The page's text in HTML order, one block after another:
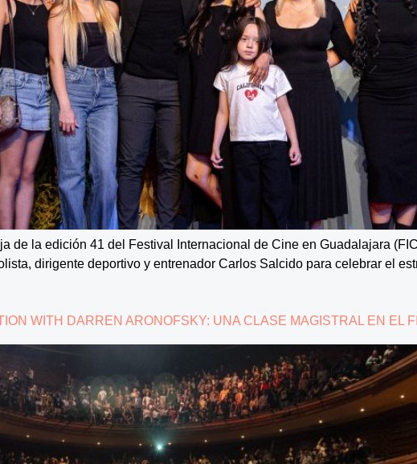
de la edición 41 del Festival Internacional de Cine en Guadalajara
dirigente deportivo y entrenador Carlos Salcido para celebrar el
WITH DARREN ARONOFSKY: UNA CLASE MAGISTRAL EN EL